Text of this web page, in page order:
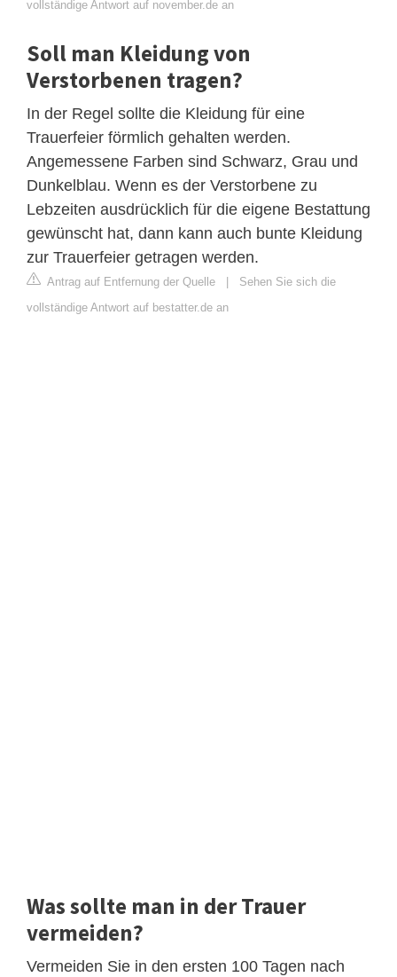
vollständige Antwort auf november.de an
Soll man Kleidung von
Verstorbenen tragen?
In der Regel sollte die Kleidung für eine
Trauerfeier förmlich gehalten werden.
Angemessene Farben sind Schwarz, Grau und
Dunkelblau. Wenn es der Verstorbene zu
Lebzeiten ausdrücklich für die eigene Bestattung
gewünscht hat, dann kann auch bunte Kleidung
zur Trauerfeier getragen werden.
Antrag auf Entfernung der Quelle | Sehen Sie sich die
vollständige Antwort auf bestatter.de an
Was sollte man in der Trauer
vermeiden?
Vermeiden Sie in den ersten 100 Tagen nach